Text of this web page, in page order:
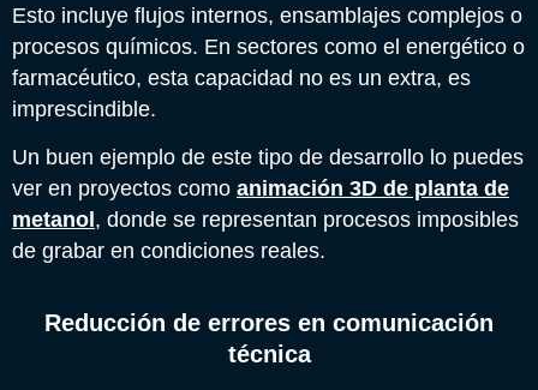
Esto incluye flujos internos, ensamblajes complejos o
procesos químicos. En sectores como el energético o
farmacéutico, esta capacidad no es un extra, es
imprescindible.
Un buen ejemplo de este tipo de desarrollo lo puedes
ver en proyectos como animación 3D de planta de
metanol , donde se representan procesos imposibles
de grabar en condiciones reales.
Reducción de errores en comunicación
técnica